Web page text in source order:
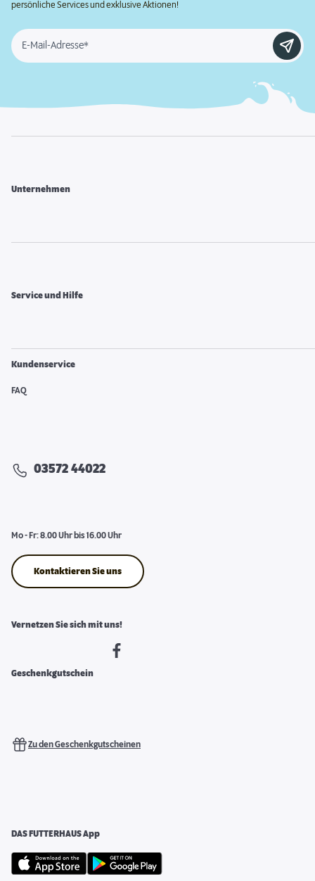
persönliche Services und exklusive Aktionen!
E-Mail-Adresse*
Unternehmen
Service und Hilfe
Kundenservice
FAQ
03572 44022
Mo - Fr: 8.00 Uhr bis 16.00 Uhr
Kontaktieren Sie uns
Vernetzen Sie sich mit uns!
Geschenkgutschein
Zu den Geschenkgutscheinen
DAS FUTTERHAUS App